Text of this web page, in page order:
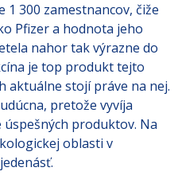
1 300 zamestnancov, čiže
Pfizer a hodnota jeho
nahor tak výrazne do
je top produkt tejto
aktuálne stojí práve na nej.
pretože vyvíja
produktov. Na
oblasti v